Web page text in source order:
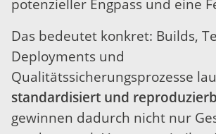
potenzieller Engpass und eine
Das bedeutet konkret: Builds,
Deployments und
Qualitätssicherungsprozesse
standardisiert und
gewinnen dadurch nicht nur